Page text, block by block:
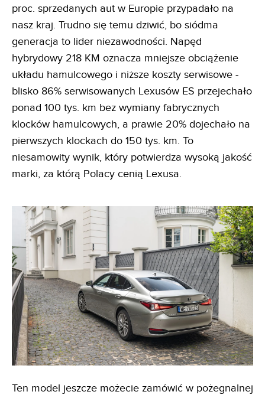
proc. sprzedanych aut w Europie przypadało na
nasz kraj. Trudno się temu dziwić, bo siódma
generacja to lider niezawodności. Napęd
hybrydowy 218 KM oznacza mniejsze obciążenie
układu hamulcowego i niższe koszty serwisowe -
blisko 86% serwisowanych Lexusów ES przejechało
ponad 100 tys. km bez wymiany fabrycznych
klocków hamulcowych, a prawie 20% dojechało na
pierwszych klockach do 150 tys. km. To
niesamowity wynik, który potwierdza wysoką jakość
marki, za którą Polacy cenią Lexusa.
Ten model jeszcze możecie zamówić w pożegnalnej